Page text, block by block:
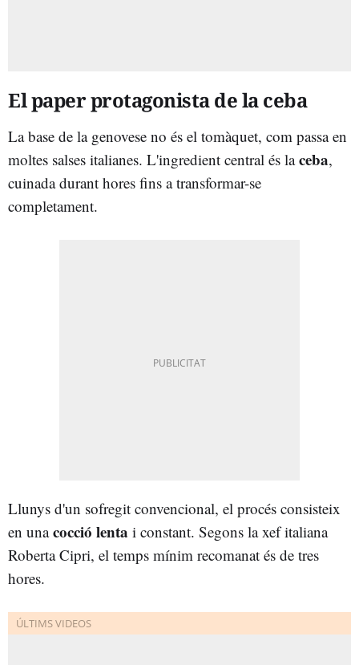
El paper protagonista de la ceba
La base de la genovese no és el tomàquet, com passa en
moltes salses italianes. L'ingredient central és laceba,
cuinada durant hores fins a transformar-se
completament.
Llunys d'un sofregit convencional, el procés consisteix
en unacocció lenta i constant. Segons la xef italiana
Roberta Cipri, el temps mínim recomanat és de tres
hores.